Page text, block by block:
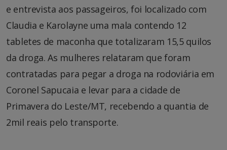
e entrevista aos passageiros, foi localizado com
Claudia e Karolayne uma mala contendo 12
tabletes de maconha que totalizaram 15,5 quilos
da droga. As mulheres relataram que foram
contratadas para pegar a droga na rodoviária em
Coronel Sapucaia e levar para a cidade de
Primavera do Leste/MT, recebendo a quantia de
2mil reais pelo transporte.